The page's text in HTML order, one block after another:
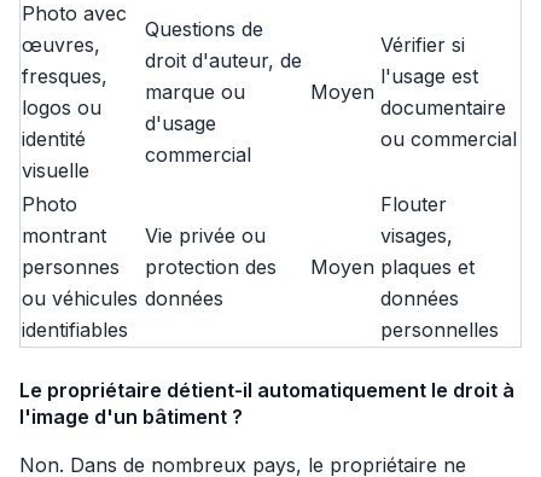
Photo avec
œuvres,
fresques,
logos ou
identité
visuelle
Questions de
droit d'auteur, de
marque ou
d'usage
commercial
Moyen
Vérifier si
l'usage est
documentaire
ou commercial
Photo
montrant
personnes
ou véhicules
identifiables
Vie privée ou
protection des
données
Moyen
Flouter
visages,
plaques et
données
personnelles
Le propriétaire détient-il automatiquement le droit à
l'image d'un bâtiment ?
Non. Dans de nombreux pays, le propriétaire ne